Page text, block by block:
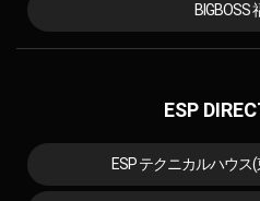
BIGBOSS
ESP
ESP テクニカルハウ